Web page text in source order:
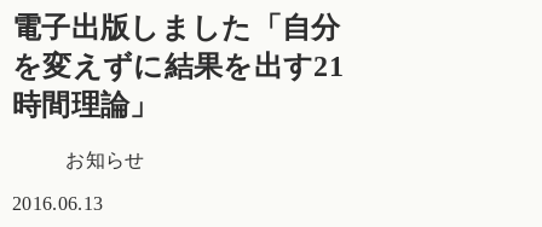
電子出版しました「自分
を変えずに結果を出す21
時間理論」
お知らせ
2016.06.13